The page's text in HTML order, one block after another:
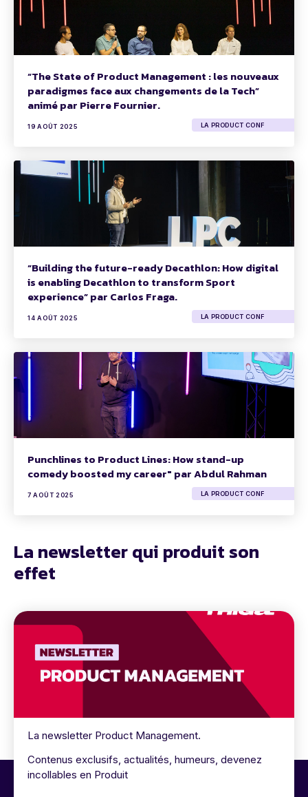
“The State of Product Management : les nouveaux
paradigmes face aux changements de la Tech”
animé par Pierre Fournier.
19 AOÛT 2025 LA PRODUCT CONF
“Building the future-ready Decathlon: How digital
is enabling Decathlon to transform Sport
experience” par Carlos Fraga.
14 AOÛT 2025 LA PRODUCT CONF
Punchlines to Product Lines: How stand-up
comedy boosted my career" par Abdul Rahman
7 AOÛT 2025 LA PRODUCT CONF
La newsletter qui produit son
effet
La newsletter Product Management.
Contenus exclusifs, actualités, humeurs, devenez
incollables en Produit